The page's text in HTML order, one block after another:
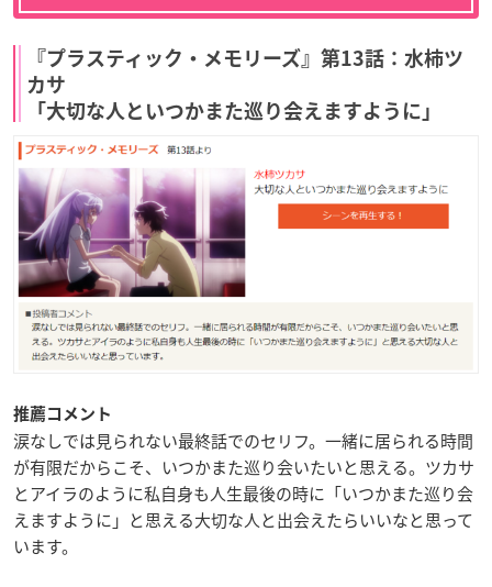
『プラスティック・メモリーズ』第13話：水柿ツ
カサ
「大切な人といつかまた巡り会えますように」
推薦コメント
涙なしでは見られない最終話でのセリフ。一緒に居られる時間
が有限だからこそ、いつかまた巡り会いたいと思える。ツカサ
とアイラのように私自身も人生最後の時に「いつかまた巡り会
えますように」と思える大切な人と出会えたらいいなと思って
います。